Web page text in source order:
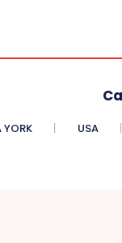
YORK USA